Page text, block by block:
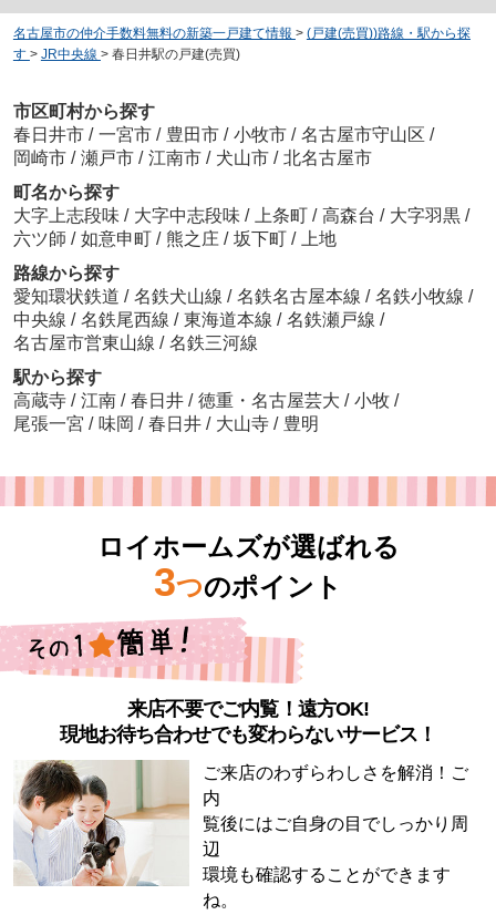
名古屋市の仲介手数料無料の新築一戸建て情報 > (戸建(売買))路線・駅から探
す > JR中央線 > 春日井駅の戸建(売買)
市区町村から探す
春日井市 / 一宮市 / 豊田市 / 小牧市 / 名古屋市守山区 /
岡崎市 / 瀬戸市 / 江南市 / 犬山市 / 北名古屋市
町名から探す
大字上志段味 / 大字中志段味 / 上条町 / 高森台 / 大字羽黒 /
六ツ師 / 如意申町 / 熊之庄 / 坂下町 /
上地
路線から探す
愛知環状鉄道 / 名鉄犬山線 / 名鉄名古屋本線 / 名鉄小牧線 /
中央線 / 名鉄尾西線 / 東海道本線 / 名鉄瀬戸線 /
名古屋市営東山線 / 名鉄三河線
駅から探す
高蔵寺 / 江南 / 春日井 / 徳重・名古屋芸大 / 小牧 /
尾張一宮 / 味岡 / 春日井 / 大山寺 / 豊明
ロイホームズが選ばれる
3つのポイント
来店不要でご内覧！遠方OK!
現地お待ち合わせでも変わらないサービス！
ご来店のわずらわしさを解消！ご
内
覧後にはご自身の目でしっかり周
辺
環境も確認することができます
ね。